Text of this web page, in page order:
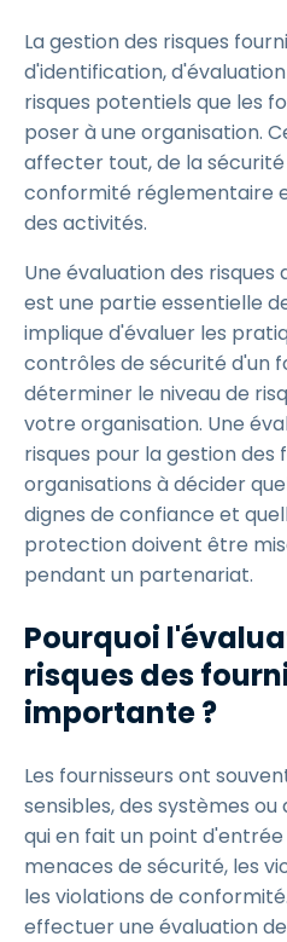
La gestion des risques
d'identification,
risques potentiels que les
poser à une organisation.
affecter tout, de la sécurité
conformité réglementaire
des activités.
Une évaluation des risques
est une partie essentielle
implique d'évaluer les
contrôles de sécurité d'un
déterminer le niveau de
votre organisation. Une
risques pour la gestion des
organisations à décider
dignes de confiance et
protection doivent être
pendant un partenariat.
Pourquoi
risques des
importante ?
Les fournisseurs ont
sensibles, des systèmes
qui en fait un point
menaces de sécurité, les
les violations de
effectuer une évaluation